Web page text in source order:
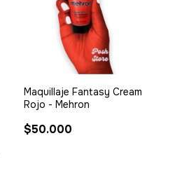
Maquillaje Fantasy Cream
Rojo - Mehron
$50.000